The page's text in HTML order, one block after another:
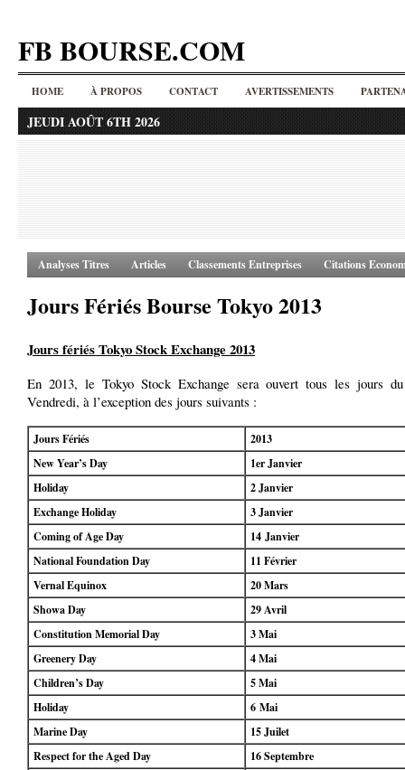
FB BOURSE.COM
HOME À PROPOS CONTACT AVERTISSEMENTS
JEUDI AOÛT 6TH 2026
Analyses Titres Articles Classements Entreprises Citations
Jours Fériés Bourse Tokyo 2013
Jours fériés Tokyo Stock Exchange 2013
En 2013, le Tokyo Stock Exchange sera ouvert tous les jours
Vendredi, à l’exception des jours suivants :
Jours Fériés
2013
New Year’s Day
1er Janvier
Holiday
2 Janvier
Exchange Holiday
3 Janvier
Coming of Age Day
14 Janvier
National Foundation Day
11 Février
Vernal Equinox
20 Mars
Showa Day
29 Avril
Constitution Memorial Day
3 Mai
Greenery Day
4 Mai
Children’s Day
5 Mai
Holiday
6 Mai
Marine Day
15 Juilet
Respect for the Aged Day
16 Septembre